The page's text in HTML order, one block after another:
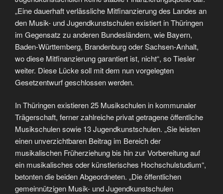
„Eine dauerhaft verlässliche Mitfinanzierung des Landes an
den Musik- und Jugendkunstschulen existiert in Thüringen
im Gegensatz zu anderen Bundesländern, wie Bayern,
Baden-Württemberg, Brandenburg oder Sachsen-Anhalt,
wo diese Mitfinanzierung garantiert ist, nicht“, so Tiesler
weiter. Diese Lücke soll mit dem nun vorgelegten
Gesetzentwurf geschlossen werden.
In Thüringen existieren 25 Musikschulen in kommunaler
Trägerschaft, ferner zahlreiche privat getragene öffentliche
Musikschulen sowie 13 Jugendkunstschulen. „Sie leisten
einen unverzichtbaren Beitrag im Bereich der
musikalischen Früherziehung bis hin zur Vorbereitung auf
ein musikalisches oder künstlerisches Hochschulstudium“,
betonten die beiden Abgeordneten. „Die öffentlichen
gemeinnützigen Musik- und Jugendkunstschulen